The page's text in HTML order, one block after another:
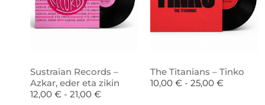
Sustraian Records –
Azkar, eder eta zikin
12,00 € - 21,00 €
The Titanians – Tinko
10,00 € - 25,00 €